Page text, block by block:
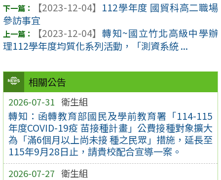
相關公告
2026-07-31 衛生組
轉知：函轉教育部國民及學前教育署「114-115
年度COVID-19疫 苗接種計畫」公費接種對象擴大
為「滿6個月以上尚未接 種之民眾」措施，延長至
115年9月28日止，請貴校配合宣導一案。
2026-07-27 衛生組
【2023-12-04】 112學年度 國貿科高二職場
參訪事宜
【2023-12-04】 轉知~國立竹北高級中學辦
理112學年度均質化系列活動，「測資系統 ...